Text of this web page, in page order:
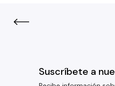
Suscríbete a